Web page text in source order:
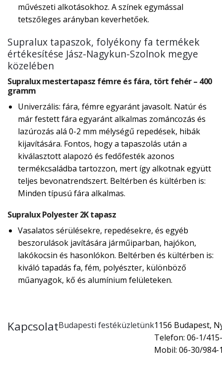
művészeti alkotásokhoz. A színek egymással
tetszőleges arányban keverhetőek.
Supralux tapaszok, folyékony fa termékek
értékesítése Jász-Nagykun-Szolnok megye
közelében
Supralux mestertapasz fémre és fára, tört fehér – 400
gramm
Univerzális: fára, fémre egyaránt javasolt. Natúr és
már festett fára egyaránt alkalmas zománcozás és
lazúrozás alá 0-2 mm mélységű repedések, hibák
kijavítására. Fontos, hogy a tapaszolás után a
kiválasztott alapozó és fedőfesték azonos
termékcsaládba tartozzon, mert így alkotnak együtt
teljes bevonatrendszert. Beltérben és kültérben is:
Minden típusú fára alkalmas.
Supralux Polyester 2K tapasz
Vasalatos sérülésekre, repedésekre, és egyéb
beszorulások javítására járműiparban, hajókon,
lakókocsin és hasonlókon. Beltérben és kültérben is:
kiváló tapadás fa, fém, polyészter, különböző
műanyagok, kő és alumínium felületeken.
KapcsolatBudapesti festéküzletünk1156 Budapest,
Telefon: 06-1/
Mobil: 06-30/984-